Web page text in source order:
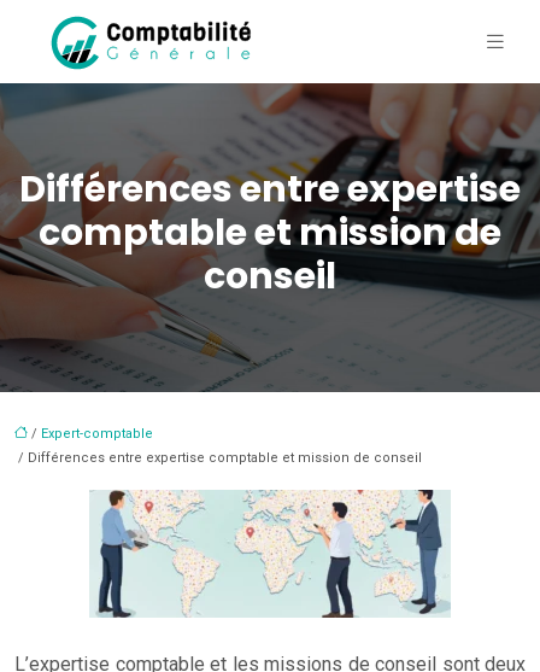
Différences entre expertise
comptable et mission de
conseil
/ Expert-comptable
/ Différences entre expertise comptable et mission de conseil
L’expertise comptable et les missions de conseil sont deux